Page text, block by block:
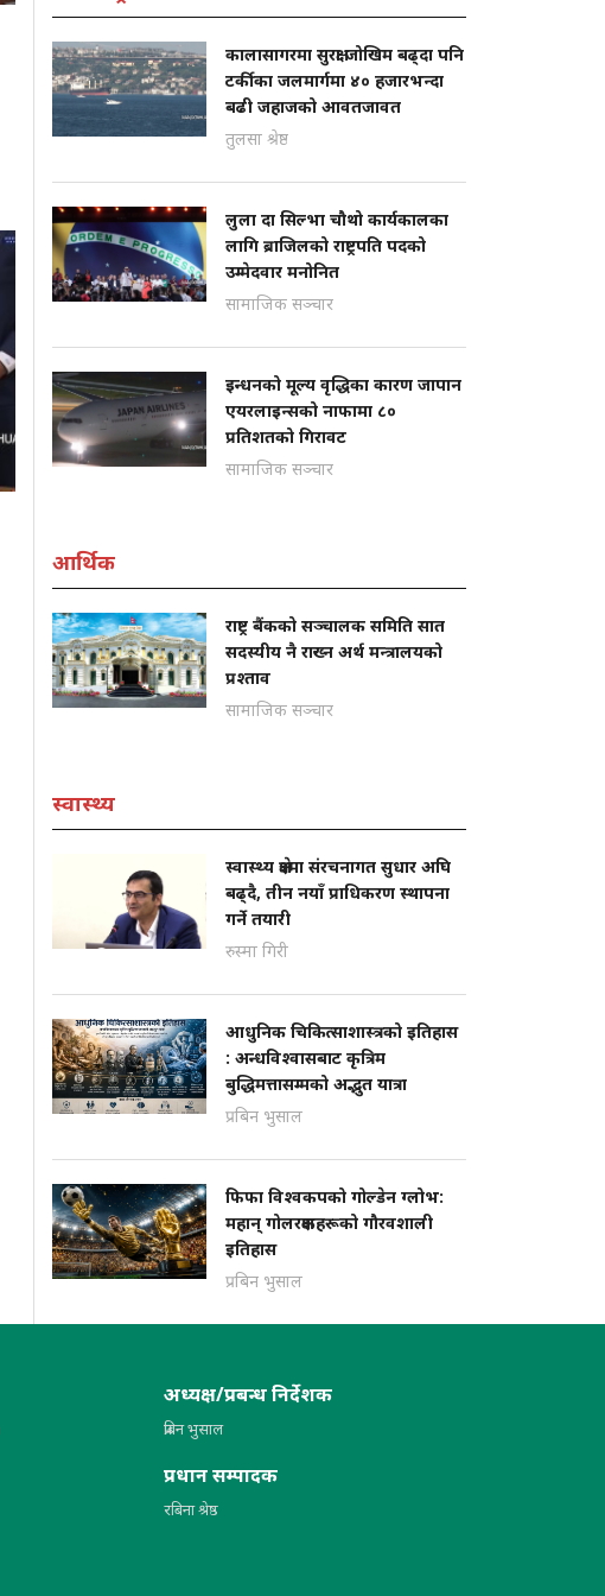
कालासागरमा सुरक्षा जोखिम बढ्दा पनि
टर्कीका जलमार्गमा ४० हजारभन्दा
बढी जहाजको आवतजावत
तुलसा श्रेष्ठ
लुला दा सिल्भा चौथो कार्यकालका
लागि ब्राजिलको राष्ट्रपति पदको
उम्मेदवार मनोनित
सामाजिक सञ्चार
इन्धनको मूल्य वृद्धिका कारण जापान
एयरलाइन्सको नाफामा ८०
प्रतिशतको गिरावट
सामाजिक सञ्चार
आर्थिक
राष्ट्र बैंकको सञ्चालक समिति सात
सदस्यीय नै राख्न अर्थ मन्त्रालयको
प्रश्ताव
सामाजिक सञ्चार
स्वास्थ्य
स्वास्थ्य क्षेत्रमा संरचनागत सुधार अघि
बढ्दै, तीन नयाँ प्राधिकरण स्थापना
गर्ने तयारी
रुस्मा गिरी
आधुनिक चिकित्साशास्त्रको इतिहास
: अन्धविश्वासबाट कृत्रिम
बुद्धिमत्तासम्मको अद्भुत यात्रा
प्रबिन भुसाल
फिफा विश्वकपको गोल्डेन ग्लोभ:
महान् गोलरक्षकहरूको गौरवशाली
इतिहास
प्रबिन भुसाल
अध्यक्ष/प्रबन्ध निर्देशक
प्रबिन भुसाल
प्रधान सम्पादक
रबिना श्रेष्ठ